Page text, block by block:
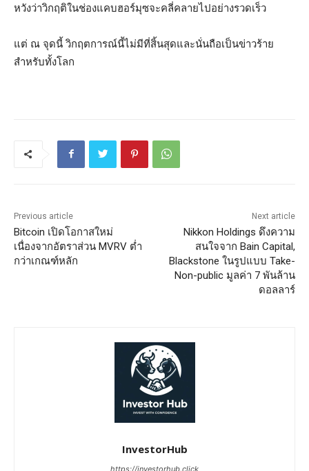
หวังว่าวิกฤติในช่องแคบฮอร์มุซจะคลี่คลายไปอย่างรวดเร็ว
แต่ ณ จุดนี้ วิกฤตการณ์นี้ไม่มีที่สิ้นสุดและนั่นถือเป็นข่าวร้าย
สำหรับทั้งโลก
Previous article
Bitcoin เปิดโอกาสใหม่
เนื่องจากอัตราส่วน MVRV ต่ำ
กว่าเกณฑ์หลัก
Next article
Nikkon Holdings ดึงความ
สนใจจาก Bain Capital,
Blackstone ในรูปแบบ Take-
Non-public มูลค่า 7 พันล้าน
ดอลลาร์
InvestorHub
https://investorhub.click